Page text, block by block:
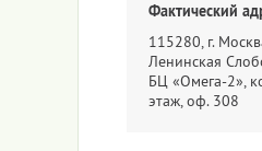
Фактический
115280, г.
Ленинская
БЦ «Омега-2»,
этаж, оф. 308